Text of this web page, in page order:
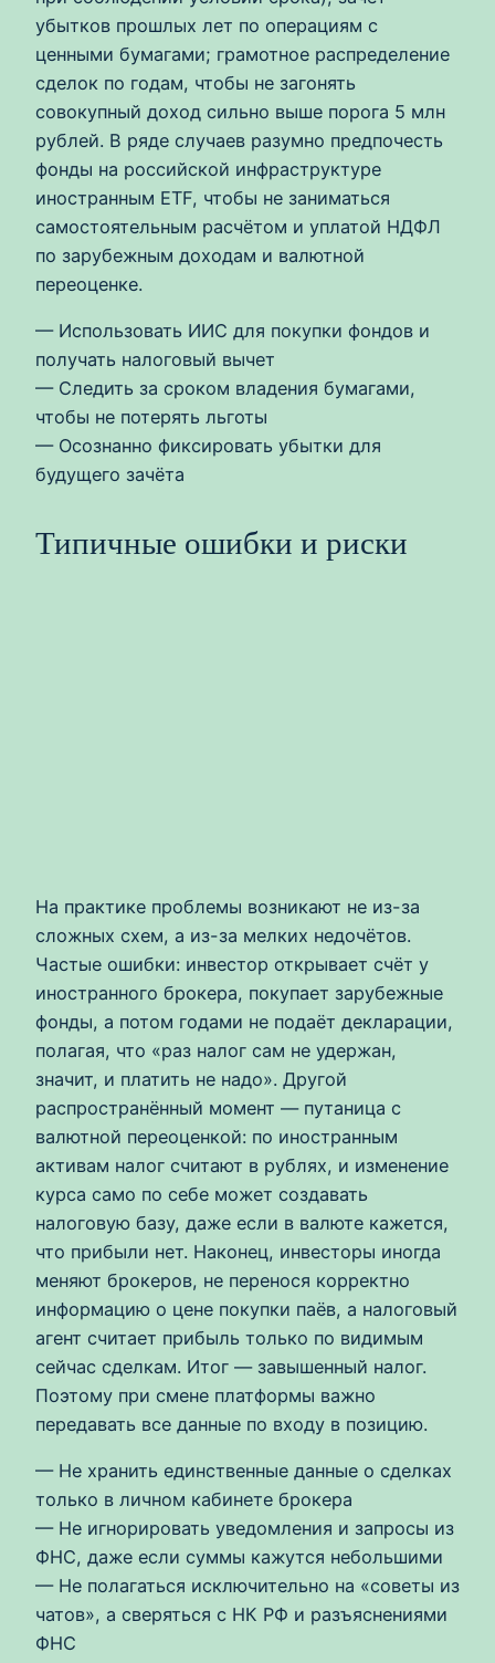
убытков прошлых лет по операциям с
ценными бумагами; грамотное распределение
сделок по годам, чтобы не загонять
совокупный доход сильно выше порога 5 млн
рублей. В ряде случаев разумно предпочесть
фонды на российской инфраструктуре
иностранным ETF, чтобы не заниматься
самостоятельным расчётом и уплатой НДФЛ
по зарубежным доходам и валютной
переоценке.
— Использовать ИИС для покупки фондов и
получать налоговый вычет
— Следить за сроком владения бумагами,
чтобы не потерять льготы
— Осознанно фиксировать убытки для
будущего зачёта
Типичные ошибки и риски
На практике проблемы возникают не из-за
сложных схем, а из-за мелких недочётов.
Частые ошибки: инвестор открывает счёт у
иностранного брокера, покупает зарубежные
фонды, а потом годами не подаёт декларации,
полагая, что «раз налог сам не удержан,
значит, и платить не надо». Другой
распространённый момент — путаница с
валютной переоценкой: по иностранным
активам налог считают в рублях, и изменение
курса само по себе может создавать
налоговую базу, даже если в валюте кажется,
что прибыли нет. Наконец, инвесторы иногда
меняют брокеров, не перенося корректно
информацию о цене покупки паёв, а налоговый
агент считает прибыль только по видимым
сейчас сделкам. Итог — завышенный налог.
Поэтому при смене платформы важно
передавать все данные по входу в позицию.
— Не хранить единственные данные о сделках
только в личном кабинете брокера
— Не игнорировать уведомления и запросы из
ФНС, даже если суммы кажутся небольшими
— Не полагаться исключительно на «советы из
чатов», а сверяться с НК РФ и разъяснениями
ФНС